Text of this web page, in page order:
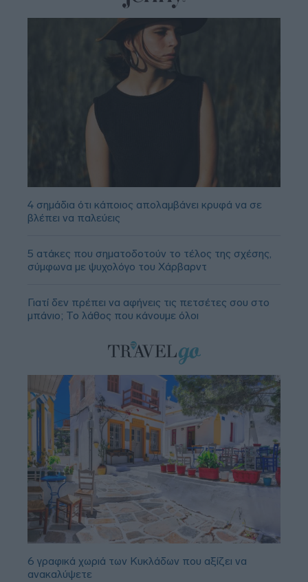
4 σημάδια ότι κάποιος απολαμβάνει κρυφά να σε
βλέπει να παλεύεις
5 ατάκες που σηματοδοτούν το τέλος της σχέσης,
σύμφωνα με ψυχολόγο του Χάρβαρντ
Γιατί δεν πρέπει να αφήνεις τις πετσέτες σου στο
μπάνιο; Το λάθος που κάνουμε όλοι
6 γραφικά χωριά των Κυκλάδων που αξίζει να
ανακαλύψετε